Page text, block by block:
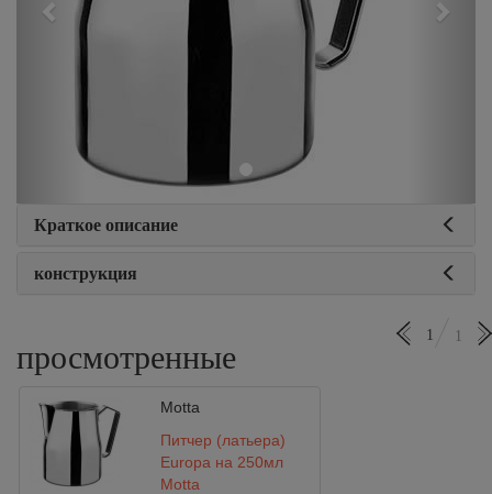
Краткое описание
конструкция
просмотренные
1 1
Motta
Питчер (латьера)
Europa на 250мл
Motta